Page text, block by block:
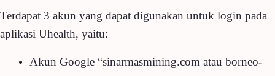
Terdapat 3 akun yang dapat digunakan untuk login pada
aplikasi Uhealth, yaitu:
Akun Google “sinarmasmining.com atau borneo-